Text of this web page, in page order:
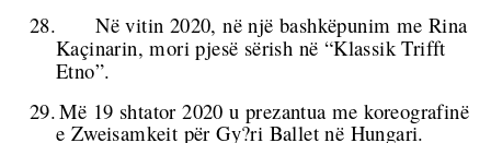
28.
Në vitin 2020,në një bashkëpunim me Rina
Kaçinarin, mori pjesë sërish në “Klassik Trifft
Etno”.
29.Më 19 shtator 2020 u prezantua me koreografinë
e Zweisamkeit për Gy?ri Ballet në Hungari.